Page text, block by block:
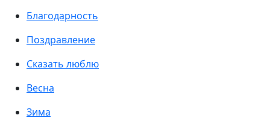
Благодарность
Поздравление
Сказать люблю
Весна
Зима